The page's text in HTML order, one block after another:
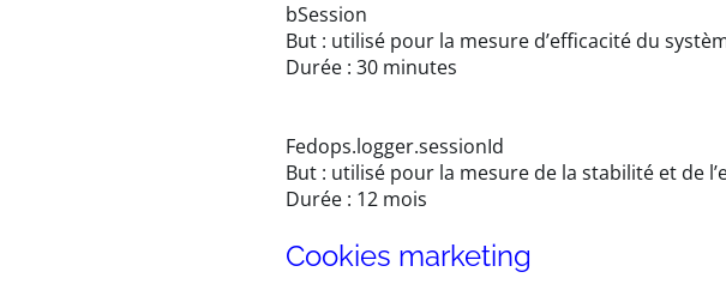
bSession
But : utilisé pour la mesure d’efficacité du
Durée : 30 minutes
Fedops.logger.sessionId
But : utilisé pour la mesure de la stabilité et de
Durée : 12 mois
Cookies marketing